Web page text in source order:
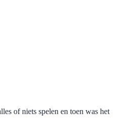
of niets spelen en toen was het